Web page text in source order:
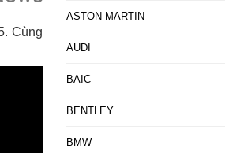
Cùng
ASTON MARTIN
AUDI
BAIC
BENTLEY
BMW